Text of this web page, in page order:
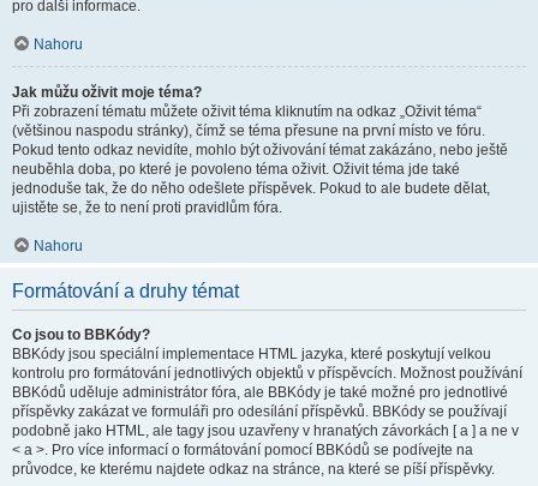
pro další informace.
Nahoru
Jak můžu oživit moje téma?
Při zobrazení tématu můžete oživit téma kliknutím na odkaz „Oživit téma“
(většinou naspodu stránky), čímž se téma přesune na první místo ve fóru.
Pokud tento odkaz nevidíte, mohlo být oživování témat zakázáno, nebo ještě
neuběhla doba, po které je povoleno téma oživit. Oživit téma jde také
jednoduše tak, že do něho odešlete příspěvek. Pokud to ale budete dělat,
ujistěte se, že to není proti pravidlům fóra.
Nahoru
Formátování a druhy témat
Co jsou to BBKódy?
BBKódy jsou speciální implementace HTML jazyka, které poskytují velkou
kontrolu pro formátování jednotlivých objektů v příspěvcích. Možnost používání
BBKódů uděluje administrátor fóra, ale BBKódy je také možné pro jednotlivé
příspěvky zakázat ve formuláři pro odesílání příspěvků. BBKódy se používají
podobně jako HTML, ale tagy jsou uzavřeny v hranatých závorkách [ a ] a ne v
< a >. Pro více informací o formátování pomocí BBKódů se podívejte na
průvodce, ke kterému najdete odkaz na stránce, na které se píší příspěvky.